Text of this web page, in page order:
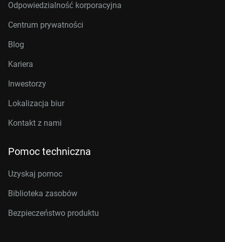
Odpowiedzialność korporacyjna
Centrum prywatności
Blog
Kariera
Inwestorzy
Lokalizacja biur
Kontakt z nami
Pomoc techniczna
Uzyskaj pomoc
Biblioteka zasobów
Bezpieczeństwo produktu